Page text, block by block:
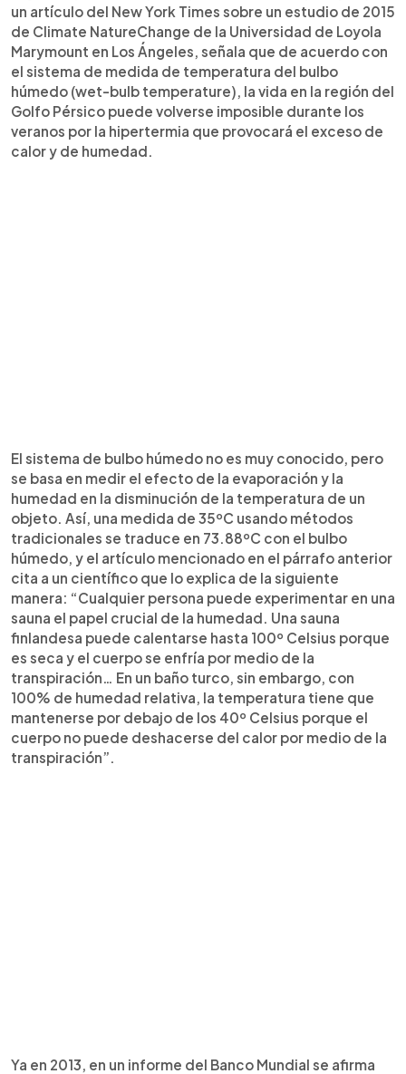
un artículo del New York Times sobre un estudio de 2015
de Climate NatureChange de la Universidad de Loyola
Marymount en Los Ángeles, señala que de acuerdo con
el sistema de medida de temperatura del bulbo
húmedo (wet-bulb temperature), la vida en la región del
Golfo Pérsico puede volverse imposible durante los
veranos por la hipertermia que provocará el exceso de
calor y de humedad.
El sistema de bulbo húmedo no es muy conocido, pero
se basa en medir el efecto de la evaporación y la
humedad en la disminución de la temperatura de un
objeto. Así, una medida de 35ºC usando métodos
tradicionales se traduce en 73.88ºC con el bulbo
húmedo, y el artículo mencionado en el párrafo anterior
cita a un científico que lo explica de la siguiente
manera: “Cualquier persona puede experimentar en una
sauna el papel crucial de la humedad. Una sauna
finlandesa puede calentarse hasta 100º Celsius porque
es seca y el cuerpo se enfría por medio de la
transpiración… En un baño turco, sin embargo, con
100% de humedad relativa, la temperatura tiene que
mantenerse por debajo de los 40º Celsius porque el
cuerpo no puede deshacerse del calor por medio de la
transpiración”.
Ya en 2013, en un informe del Banco Mundial se afirma